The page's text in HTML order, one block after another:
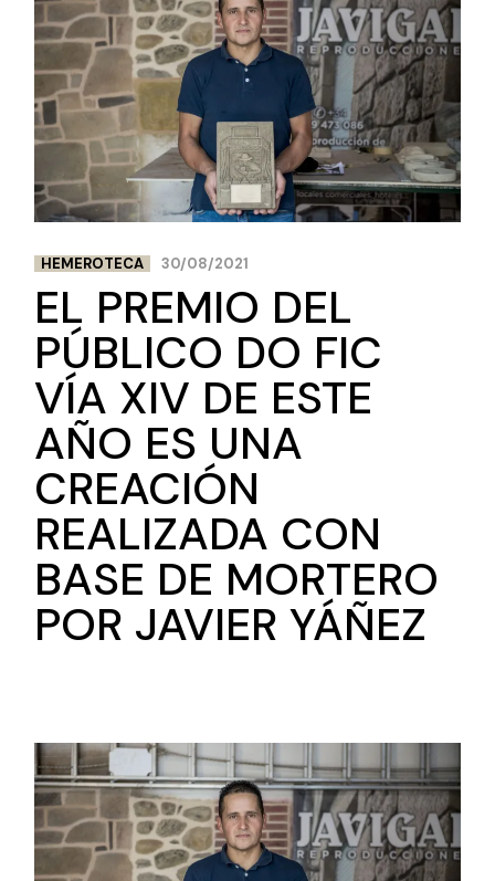
HEMEROTECA 30/08/2021
EL PREMIO DEL
PÚBLICO DO FIC
VÍA XIV DE ESTE
AÑO ES UNA
CREACIÓN
REALIZADA CON
BASE DE MORTERO
POR JAVIER YÁÑEZ